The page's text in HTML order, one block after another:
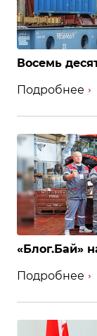
Восемь
Подробнее
«Блог.Бай»
Подробнее